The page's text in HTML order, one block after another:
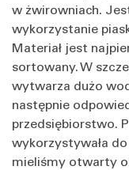
w żwirowniach.
wykorzystanie
Materiał jest
sortowany. W
wytwarza dużo
następnie
przedsiębiorstwo.
wykorzystywała
mieliśmy otwarty